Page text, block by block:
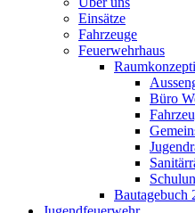
Einsätze
Fahrzeuge
Feuerwehrhaus
Büro
Bautagebuch